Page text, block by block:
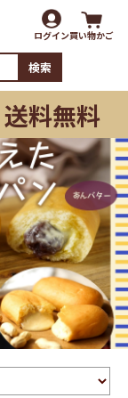
ログイン買い物かご
検索
送料無料